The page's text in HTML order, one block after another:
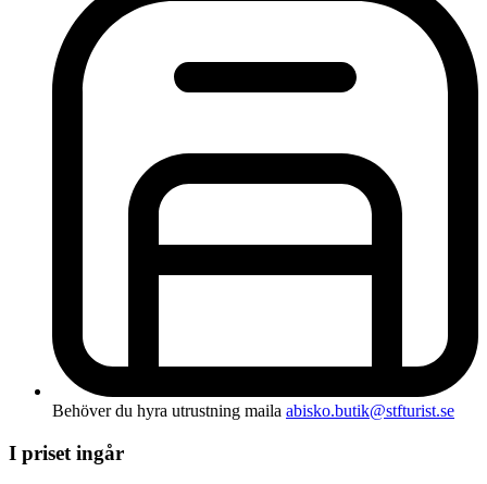
Behöver du hyra utrustning maila abisko.butik@stfturist.se
I priset ingår